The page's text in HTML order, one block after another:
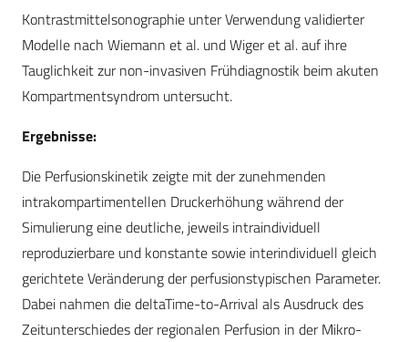
Kontrastmittelsonographie unter Verwendung validierter
Modelle nach Wiemann et al. und Wiger et al. auf ihre
Tauglichkeit zur non-invasiven Frühdiagnostik beim akuten
Kompartmentsyndrom untersucht.
Ergebnisse:
Die Perfusionskinetik zeigte mit der zunehmenden
intrakompartimentellen Druckerhöhung während der
Simulierung eine deutliche, jeweils intraindividuell
reproduzierbare und konstante sowie interindividuell gleich
gerichtete Veränderung der perfusionstypischen Parameter.
Dabei nahmen die deltaTime-to-Arrival als Ausdruck des
Zeitunterschiedes der regionalen Perfusion in der Mikro-